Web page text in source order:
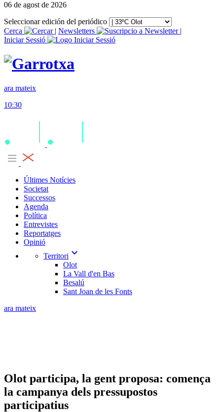
06 de agost de 2026
Seleccionar edición del periódico
Cerca
| Newsletters
|
Iniciar Sessió
ara mateix
10:30
Últimes Notícies
Societat
Successos
Agenda
Política
Entrevistes
Reportatges
Opinió
Territori expand_more
Olot
La Vall d'en Bas
Besalú
Sant Joan de les Fonts
ara mateix
Olot participa, la gent proposa: comença
la campanya dels pressupostos
participatius